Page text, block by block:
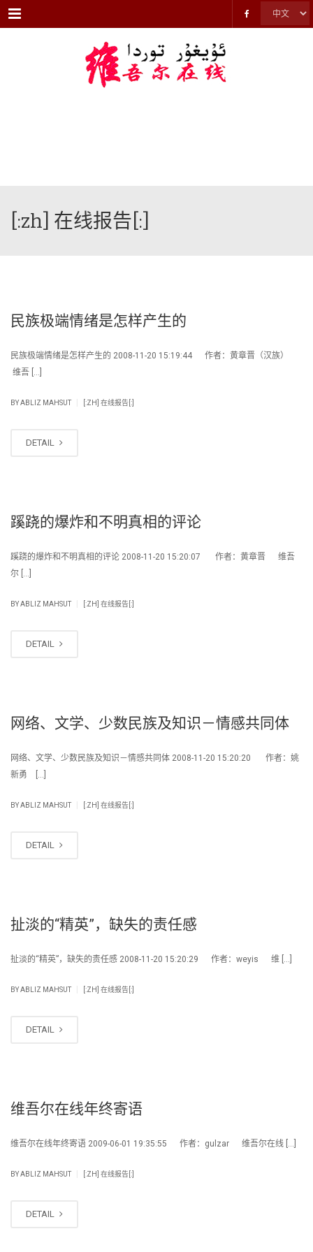
Menu
[:zh] 在线报告[:]
民族极端情绪是怎样产生的
民族极端情绪是怎样产生的 2008-11-20 15:19:44 作者：黄章晋（汉族）
维吾 […]
BYABLIZ MAHSUT [:ZH] 在线报告[:]
DETAIL
蹊跷的爆炸和不明真相的评论
蹊跷的爆炸和不明真相的评论 2008-11-20 15:20:07 作者：黄章晋 维吾
尔 […]
BYABLIZ MAHSUT [:ZH] 在线报告[:]
DETAIL
网络、文学、少数民族及知识－情感共同体
网络、文学、少数民族及知识－情感共同体 2008-11-20 15:20:20 作者：姚
新勇 […]
BYABLIZ MAHSUT [:ZH] 在线报告[:]
DETAIL
扯淡的“精英”，缺失的责任感
扯淡的“精英”，缺失的责任感 2008-11-20 15:20:29 作者：weyis 维 […]
BYABLIZ MAHSUT [:ZH] 在线报告[:]
DETAIL
维吾尔在线年终寄语
维吾尔在线年终寄语 2009-06-01 19:35:55 作者：gulzar 维吾尔在线 […]
BYABLIZ MAHSUT [:ZH] 在线报告[:]
DETAIL